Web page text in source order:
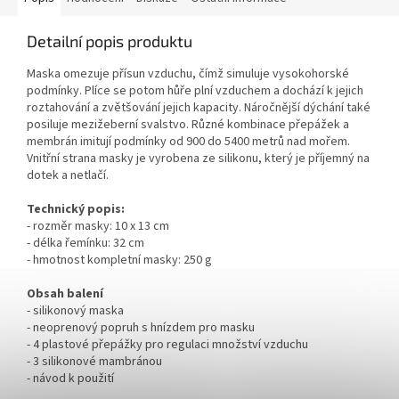
Detailní popis produktu
Maska omezuje přísun vzduchu, čímž simuluje vysokohorské
podmínky. Plíce se potom hůře plní vzduchem a dochází k jejich
roztahování a zvětšování jejich kapacity. Náročnější dýchání také
posiluje mezižeberní svalstvo. Různé kombinace přepážek a
membrán imitují podmínky od 900 do 5400 metrů nad mořem.
Vnitřní strana masky je vyrobena ze silikonu, který je příjemný na
dotek a netlačí.
Technický popis:
- rozměr masky: 10 x 13 cm
- délka řemínku: 32 cm
- hmotnost kompletní masky: 250 g
Obsah balení
- silikonový maska
- neoprenový popruh s hnízdem pro masku
- 4 plastové přepážky pro regulaci množství vzduchu
- 3 silikonové mambránou
- návod k použití